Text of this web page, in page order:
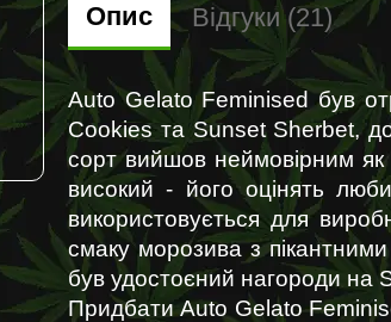
Опис Відгуки (21)
Auto Gelato Feminised був
Cookies та Sunset Sherbet,
сорт вийшов неймовірним
високий - його оцінять
використовується для
смаку морозива з
був удостоєний нагороди на
Придбати Auto Gelato